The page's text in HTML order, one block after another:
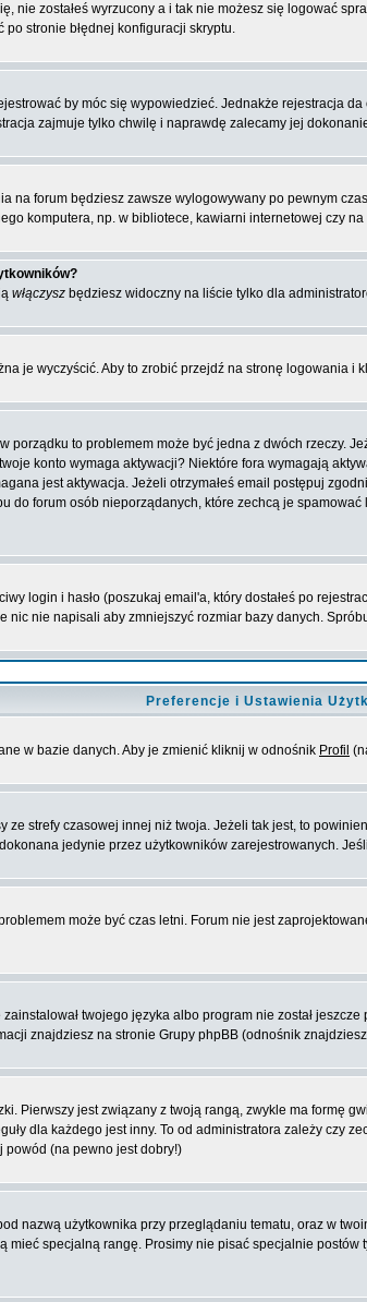
nie zostałeś wyrzucony a i tak nie możesz się logować
stronie błędnej konfiguracji skryptu.
by móc się wypowiedzieć. Jednakże rejestracja
zajmuje tylko chwilę i naprawdę zalecamy jej
na forum będziesz zawsze wylogowywany po pewnym
komputera, np. w bibliotece, kawiarni internetowej czy
włączysz będziesz widoczny na liście tylko dla
je wyczyścić. Aby to zrobić przejdź na stronę logowania i
to problemem może być jedna z dwóch rzeczy.
konto wymaga aktywacji? Niektóre fora wymagają
jest aktywacja. Jeżeli otrzymałeś email postępuj
forum osób nieporządanych, które zechcą je
login i hasło (poszukaj email'a, który dostałeś po
nic nie napisali aby zmniejszyć rozmiar bazy danych.
Preferencje i Ustawienia
w bazie danych. Aby je zmienić kliknij w odnośnik Profil
ze strefy czasowej innej niż twoja. Jeżeli tak jest, to
jedynie przez użytkowników zarejestrowanych.
może być czas letni. Forum nie jest
twojego języka albo program nie został
znajdziesz na stronie Grupy phpBB (odnośnik
Pierwszy jest związany z twoją rangą, zwykle ma formę
dla każdego jest inny. To od administratora zależy czy
powód (na pewno jest dobry!)
nazwą użytkownika przy przeglądaniu tematu, oraz w
specjalną rangę. Prosimy nie pisać specjalnie